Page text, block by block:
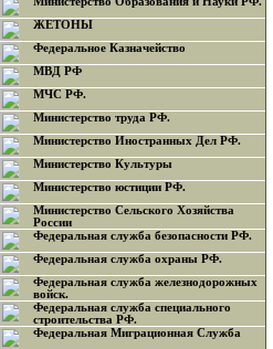
ЖЕТОНЫ
Федеральное Казначейство
МВД РФ
МЧС РФ.
Министерство труда РФ.
Министерство Иностранных Дел РФ.
Министерство Культуры
Министерство юстиции РФ.
Министерство Сельского Хозяйства
России
Федеральная служба безопасности РФ.
Федеральная служба охраны РФ.
Федеральная служба железнодорожных
войск.
Федеральная служба специального
строительства РФ.
Федеральная Миграционная Служба